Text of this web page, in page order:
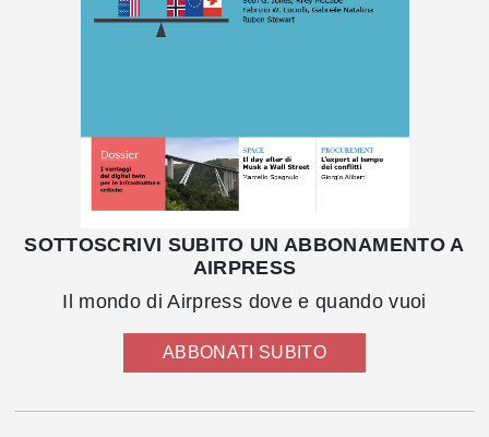
SOTTOSCRIVI SUBITO UN ABBONAMENTO A
AIRPRESS
Il mondo di Airpress dove e quando vuoi
ABBONATI SUBITO